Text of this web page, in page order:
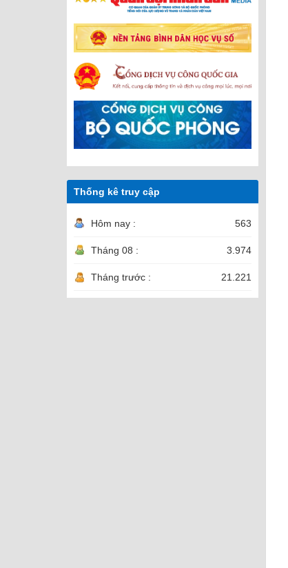
Thống kê truy cập
Hôm nay : 563
Tháng 08 : 3.974
Tháng trước : 21.221